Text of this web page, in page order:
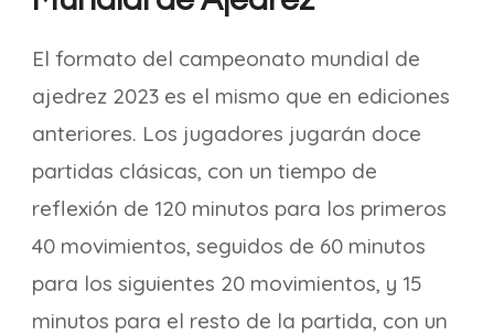
El formato del campeonato mundial de
ajedrez 2023 es el mismo que en ediciones
anteriores. Los jugadores jugarán doce
partidas clásicas, con un tiempo de
reflexión de 120 minutos para los primeros
40 movimientos, seguidos de 60 minutos
para los siguientes 20 movimientos, y 15
minutos para el resto de la partida, con un